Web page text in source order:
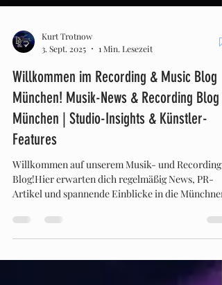
3. Sept. 2025
1 Min. Lesezeit
Willkommen im Recording & Music Blog
München! Musik-News & Recording Blog
München | Studio-Insights & Künstler-
Features
Willkommen auf unserem Musik- und Recording-
Blog!Hier erwarten dich regelmäßig News, PR-
Artikel und spannende Einblicke in die